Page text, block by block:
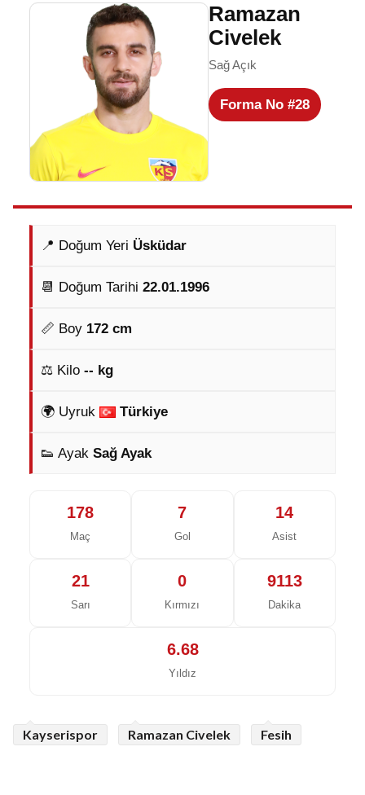
Ramazan
Civelek
Sağ Açık
Forma No #28
📍 Doğum Yeri Üsküdar
📆 Doğum Tarihi 22.01.1996
📏 Boy 172 cm
⚖️ Kilo -- kg
🌍 Uyruk Türkiye
👟 Ayak Sağ Ayak
178
Maç
7
Gol
14
Asist
21
Sarı
0
Kırmızı
9113
Dakika
6.68
Yıldız
Kayserispor Ramazan Civelek Fesih